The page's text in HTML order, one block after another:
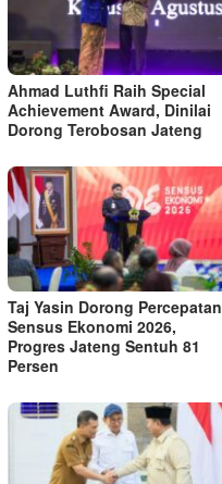
Ahmad Luthfi Raih Special
Achievement Award, Dinilai
Dorong Terobosan Jateng
Taj Yasin Dorong Percepatan
Sensus Ekonomi 2026,
Progres Jateng Sentuh 81
Persen